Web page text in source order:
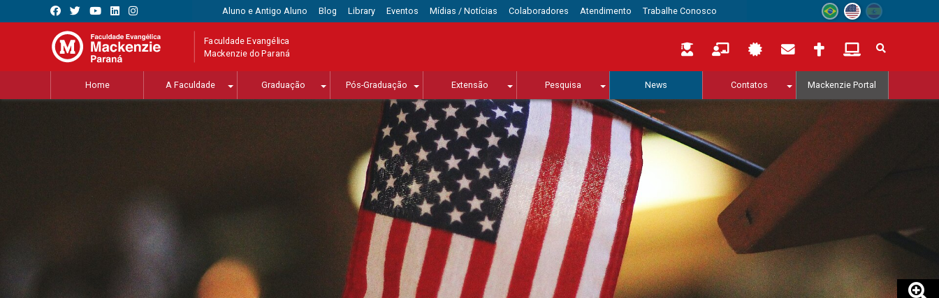
Aluno e Antigo Aluno Blog Library Eventos Mídias / Notícias Colaboradores Atendimento Trabalhe Conosco
Faculdade Evangélica
Mackenzie do Paraná
Home A Faculdade Graduação Pós-Graduação Extensão Pesquisa News Contatos Mackenzie Portal